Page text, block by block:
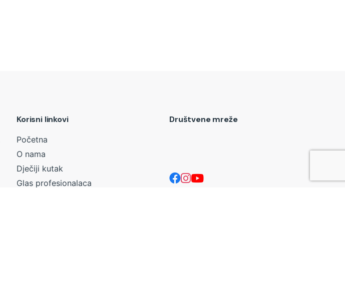
Korisni linkovi
Početna
O nama
Dječiji kutak
Glas profesionalaca
Društvene mreže